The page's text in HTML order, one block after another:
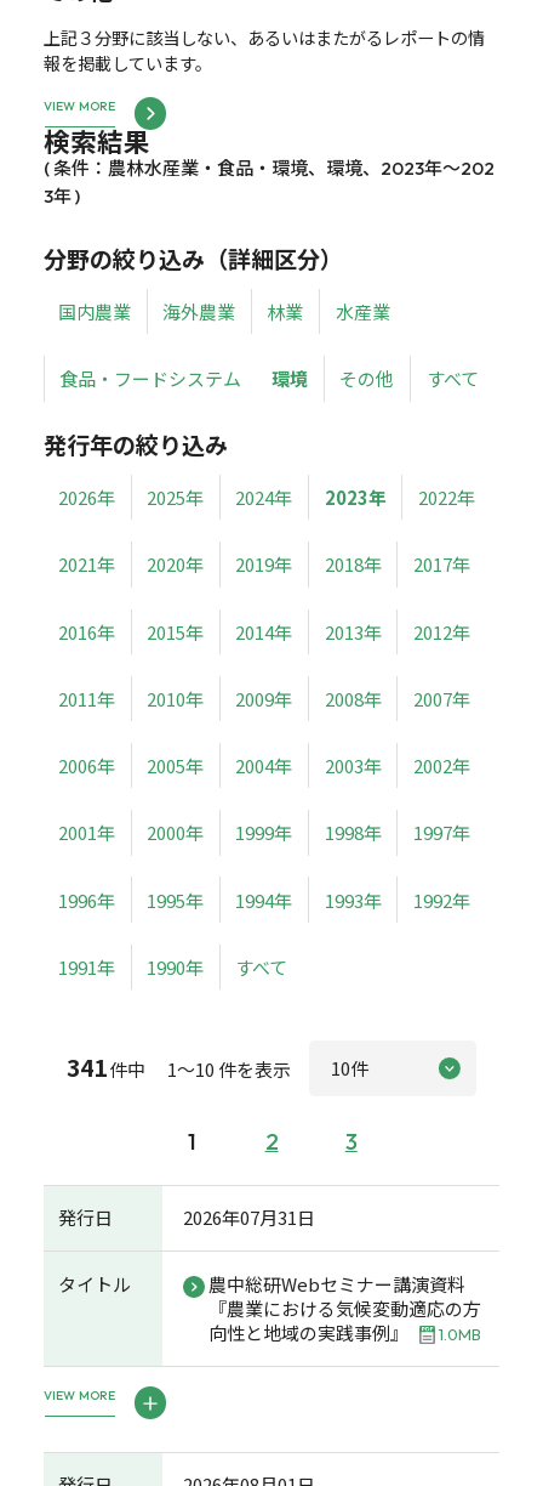
上記３分野に該当しない、あるいはまたがるレポートの情
報を掲載しています。
VIEW MORE
検索結果
( 条件：農林水産業・食品・環境、環境、2023年～202
3年 )
分野の絞り込み（詳細区分）
国内農業 海外農業 林業 水産業
食品・フードシステム 環境 その他 すべて
発行年の絞り込み
2026年 2025年 2024年 2023年 2022年
2021年 2020年 2019年 2018年 2017年
2016年 2015年 2014年 2013年 2012年
2011年 2010年 2009年 2008年 2007年
2006年 2005年 2004年 2003年 2002年
2001年 2000年 1999年 1998年 1997年
1996年 1995年 1994年 1993年 1992年
1991年 1990年 すべて
341件中 1～10 件を表示
1 2 3
発行日 2026年07月31日
タイトル
農中総研Webセミナー講演資料
『農業における気候変動適応の方
向性と地域の実践事例』
1.0MB
VIEW MORE